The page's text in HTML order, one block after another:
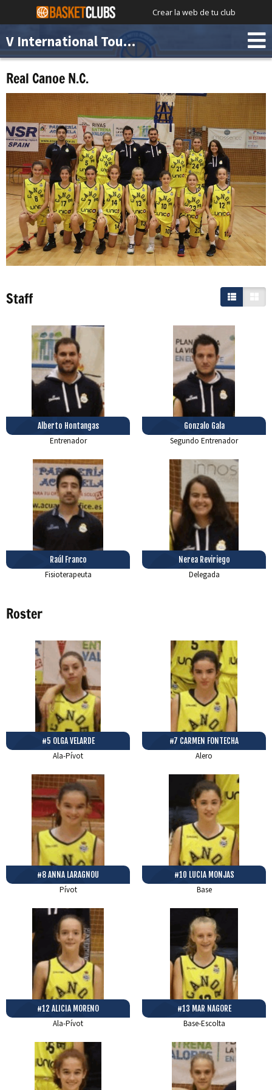
Crear la web de tu club
V International Tournament Chus Mateo Academy
Real Canoe N.C.
Staff
Alberto Hontangas
Entrenador
Gonzalo Gala
Segundo Entrenador
Raúl Franco
Fisioterapeuta
Nerea Reviriego
Delegada
Roster
#5 OLGA VELARDE
Ala-Pívot
#7 CARMEN FONTECHA
Alero
#8 ANNA LARAGNOU
Pívot
#10 LUCIA MONJAS
Base
#12 ALICIA MORENO
Ala-Pívot
#13 MAR NAGORE
Base-Escolta